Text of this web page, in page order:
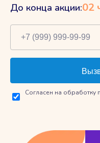
До конца акции:02
Согласен на обработку